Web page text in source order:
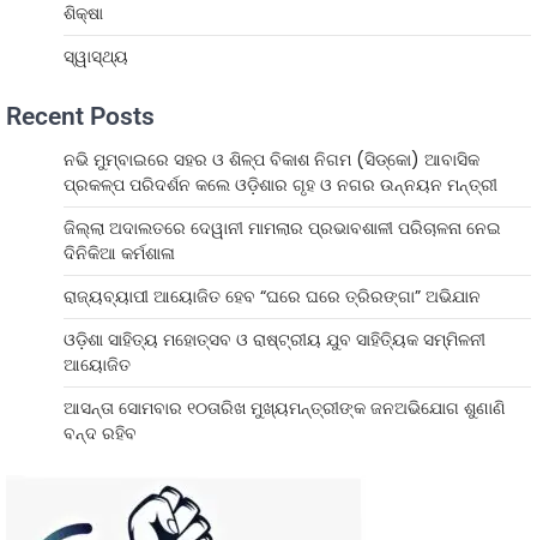
ଶିକ୍ଷା
ସ୍ୱାସ୍ଥ୍ୟ
Recent Posts
ନଭି ମୁମ୍ବାଇରେ ସହର ଓ ଶିଳ୍ପ ବିକାଶ ନିଗମ (ସିଡ୍‌କୋ) ଆବାସିକ
ପ୍ରକଳ୍ପ ପରିଦର୍ଶନ କଲେ ଓଡ଼ିଶାର ଗୃହ ଓ ନଗର ଉନ୍ନୟନ ମନ୍ତ୍ରୀ
ଜିଲ୍ଲା ଅଦାଲତରେ ଦେୱାନୀ ମାମଲାର ପ୍ରଭାବଶାଳୀ ପରିଚାଳନା ନେଇ
ଦିନିକିଆ କର୍ମଶାଳା
ରାଜ୍ୟବ୍ୟାପୀ ଆୟୋଜିତ ହେବ “ଘରେ ଘରେ ତ୍ରିରଙ୍ଗା” ଅଭିଯାନ
ଓଡ଼ିଶା ସାହିତ୍ୟ ମହୋତ୍ସବ ଓ ରାଷ୍ଟ୍ରୀୟ ଯୁବ ସାହିତ୍ୟିକ ସମ୍ମିଳନୀ
ଆୟୋଜିତ
ଆସନ୍ତା ସୋମବାର ୧୦ତାରିଖ ମୁଖ୍ୟମନ୍ତ୍ରୀଙ୍କ ଜନଅଭିଯୋଗ ଶୁଣାଣି
ବନ୍ଦ ରହିବ